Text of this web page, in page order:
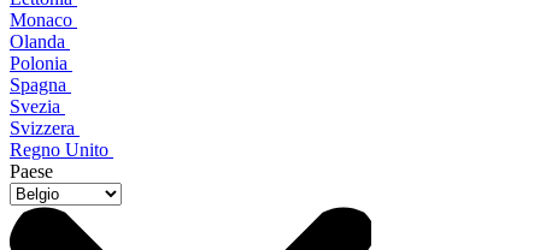
Monaco
Olanda
Polonia
Spagna
Svezia
Svizzera
Regno Unito
Paese